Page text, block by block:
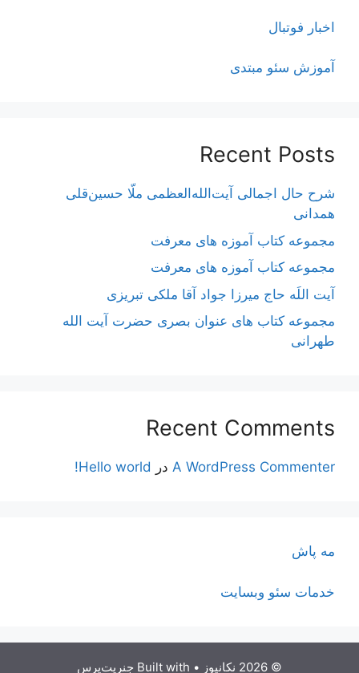
اخبار فوتبال
آموزش سئو مبتدی
Recent Posts
شرح حال اجمالی آیت‌الله‌العظمی ملّا حسین‌قلی
همدانی
مجموعه کتاب آموزه های معرفت
مجموعه کتاب آموزه های معرفت
آیت اللَه حاج میرزا جواد آقا ملکی تبریزی
مجموعه کتاب های عنوان بصری حضرت آیت الله
طهرانی
Recent Comments
A WordPress Commenter در Hello world!
مه پاش
خدمات سئو وبسایت
© 2026 نکانیوز • Built with جنریت‌پرس